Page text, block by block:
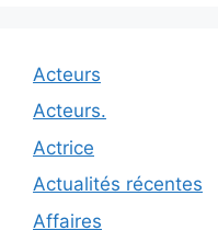
Acteurs
Acteurs.
Actrice
Actualités récentes
Affaires